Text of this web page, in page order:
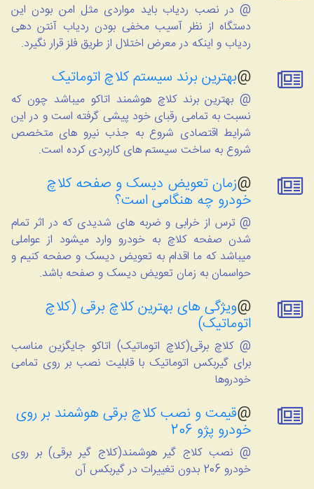
@ در نصب ردیاب باید مواردی مثل امن بودن این
دستگاه از نظر آسیب مخفی بودن ردیاب آنتن دهی
ردیاب و اینکه در معرض اختلال از طریق فلز قرار نگیرد.
@بهترین برند سیستم کلاچ اتوماتیک
@ بهترین برند کلاچ هوشمند اتاکو میباشد چون که
نسبت به تمامی رقبای خود پیشی گرفته است و در این
شرایط اقتصادی شروع به جذب نیرو های متخصص
شروع به ساخت سیستم های کاربردی کرده است.
@زمان تعویض دیسک و صفحه کلاچ
خودرو چه هنگامی است؟
@ ترس از خرابی و ضربه های شدیدی که در اثر تمام
شدن صفحه کلاچ به خودرو وارد میشود از عواملی
میباشد که ما اقدام به تعویض دیسک و صفحه کنیم و
حواسمان به زمان تعویض دیسک و صفحه باشد.
@ویژگی های بهترین کلاچ برقی (کلاچ
اتوماتیک)
@ کلاچ برقی(کلاچ اتوماتیک) اتاکو جایگزین مناسب
برای گیربکس اتوماتیک با قابلیت نصب بر روی تمامی
خودروها
@قیمت و نصب کلاچ برقی هوشمند بر روی
خودرو پژو 206
@ نصب کلاج گیر هوشمند(کلاج گیر برقی) بر روی
خودرو 206 بدون تغییرات در گیربکس آن